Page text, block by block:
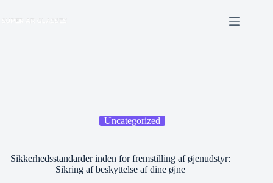
Uncategorized
Sikkerhedsstandarder inden for fremstilling af øjenudstyr:
Sikring af beskyttelse af dine øjne